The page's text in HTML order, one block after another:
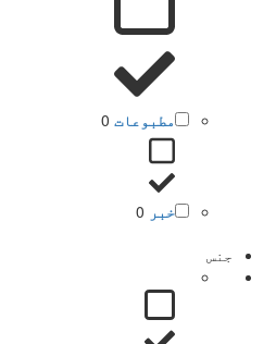
مطبوعات 0
خبر 0
جنس